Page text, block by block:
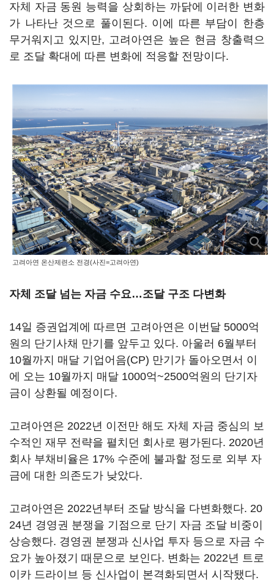
자체 자금 동원 능력을 상회하는 까닭에 이러한 변화
가 나타난 것으로 풀이된다. 이에 따른 부담이 한층
무거워지고 있지만, 고려아연은 높은 현금 창출력으
로 조달 확대에 따른 변화에 적응할 전망이다.
고려아연 온산제련소 전경(사진=고려아연)
자체 조달 넘는 자금 수요…조달 구조 다변화
14일 증권업계에 따르면 고려아연은 이번달 5000억
원의 단기사채 만기를 앞두고 있다. 아울러 6월부터
10월까지 매달 기업어음(CP) 만기가 돌아오면서 이
에 오는 10월까지 매달 1000억~2500억원의 단기자
금이 상환될 예정이다.
고려아연은 2022년 이전만 해도 자체 자금 중심의 보
수적인 재무 전략을 펼치던 회사로 평가된다. 2020년
회사 부채비율은 17% 수준에 불과할 정도로 외부 자
금에 대한 의존도가 낮았다.
고려아연은 2022년부터 조달 방식을 다변화했다. 20
24년 경영권 분쟁을 기점으로 단기 자금 조달 비중이
상승했다. 경영권 분쟁과 신사업 투자 등으로 자금 수
요가 높아졌기 때문으로 보인다. 변화는 2022년 트로
이카 드라이브 등 신사업이 본격화되면서 시작됐다.